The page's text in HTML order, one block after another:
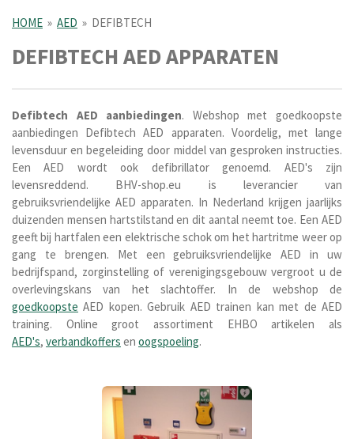
HOME » AED » DEFIBTECH
DEFIBTECH AED APPARATEN
Defibtech AED aanbiedingen. Webshop met goedkoopste
aanbiedingen Defibtech AED apparaten. Voordelig, met lange
levensduur en begeleiding door middel van gesproken instructies.
Een AED wordt ook defibrillator genoemd. AED's zijn
levensreddend. BHV-shop.eu is leverancier van
gebruiksvriendelijke AED apparaten. In Nederland krijgen jaarlijks
duizenden mensen hartstilstand en dit aantal neemt toe. Een AED
geeft bij hartfalen een elektrische schok om het hartritme weer op
gang te brengen. Met een gebruiksvriendelijke AED in uw
bedrijfspand, zorginstelling of verenigingsgebouw vergroot u de
overlevingskans van het slachtoffer. In de webshop de
goedkoopste AED kopen. Gebruik AED trainen kan met de AED
training. Online groot assortiment EHBO artikelen als
AED's, verbandkoffers en oogspoeling.